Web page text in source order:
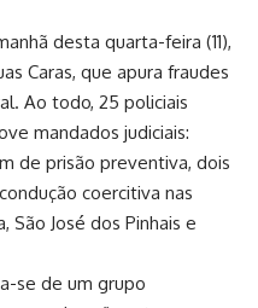
desta quarta-feira (11),
Caras, que apura fraudes
Ao todo, 25 policiais
mandados judiciais:
de prisão preventiva, dois
coercitiva nas
São José dos Pinhais e
se de um grupo